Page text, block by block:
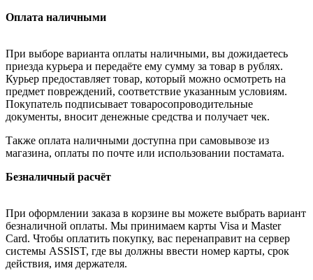
Оплата наличными
При выборе варианта оплаты наличными, вы дожидаетесь
приезда курьера и передаёте ему сумму за товар в рублях.
Курьер предоставляет товар, который можно осмотреть на
предмет повреждений, соответствие указанным условиям.
Покупатель подписывает товаросопроводительные
документы, вносит денежные средства и получает чек.
Также оплата наличными доступна при самовывозе из
магазина, оплаты по почте или использовании постамата.
Безналичный расчёт
При оформлении заказа в корзине вы можете выбрать вариант
безналичной оплаты. Мы принимаем карты Visa и Master
Card. Чтобы оплатить покупку, вас перенаправит на сервер
системы ASSIST, где вы должны ввести номер карты, срок
действия, имя держателя.